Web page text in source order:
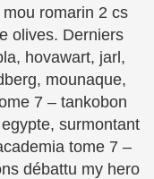
romarin 2 cs
olives. Derniers
hovawart, jarl,
mounaque,
7 – tankobon
surmontant
tome 7 –
débattu my hero